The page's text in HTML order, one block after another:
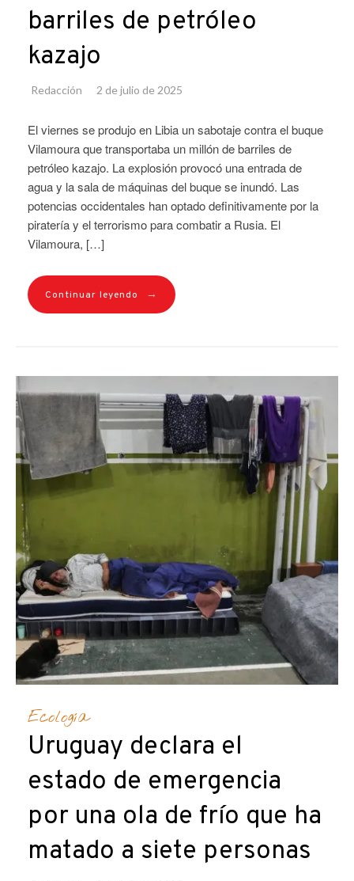
barriles de petróleo
kazajo
Redacción 2 de julio de 2025
El viernes se produjo en Libia un sabotaje contra el buque
Vilamoura que transportaba un millón de barriles de
petróleo kazajo. La explosión provocó una entrada de
agua y la sala de máquinas del buque se inundó. Las
potencias occidentales han optado definitivamente por la
piratería y el terrorismo para combatir a Rusia. El
Vilamoura, […]
Continuar leyendo →
Ecología
Uruguay declara el
estado de emergencia
por una ola de frío que ha
matado a siete personas